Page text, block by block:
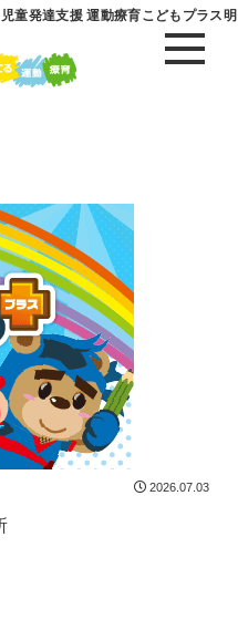
童発達支援 運動療育こどもプラス明
2026.07.03